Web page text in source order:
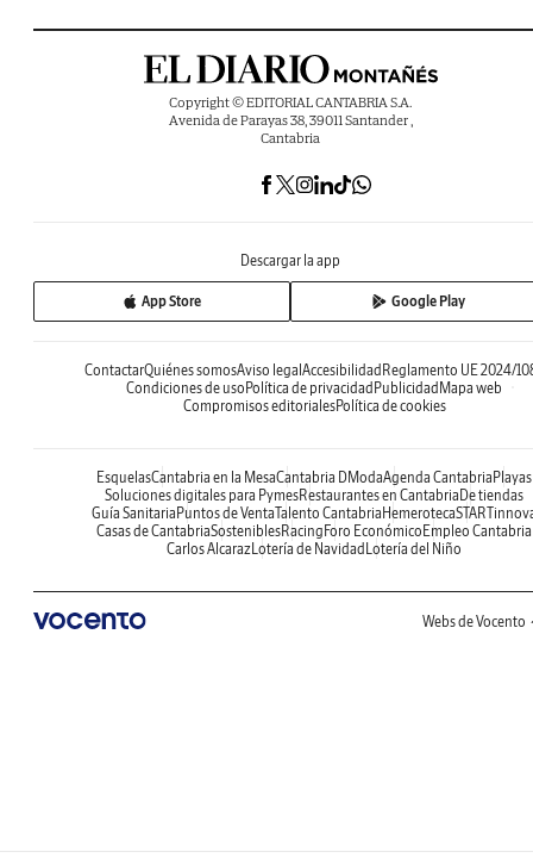
Copyright © EDITORIAL CANTABRIA S.A.
Avenida de Parayas 38, 39011 Santander ,
Cantabria
Descargar la app
App Store Google Play
ContactarQuiénes somosAviso legalAccesibilidadReglamento UE 2024/
Condiciones de usoPolítica de privacidadPublicidadMapa web
Compromisos editorialesPolítica de cookies
EsquelasCantabria en la MesaCantabria DModaAgenda CantabriaPlayas
Soluciones digitales para PymesRestaurantes en CantabriaDe tiendas
Guía SanitariaPuntos de VentaTalento CantabriaHemeroteca
Casas de CantabriaSosteniblesRacingForo EconómicoEmpleo Cantabria
Carlos AlcarazLotería de NavidadLotería del Niño
Webs de Vocento